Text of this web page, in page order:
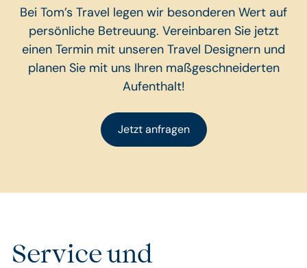
Bei Tom’s Travel legen wir besonderen Wert auf
persönliche Betreuung. Vereinbaren Sie jetzt
einen Termin mit unseren Travel Designern und
planen Sie mit uns Ihren maßgeschneiderten
Aufenthalt!
Jetzt anfragen
Service und